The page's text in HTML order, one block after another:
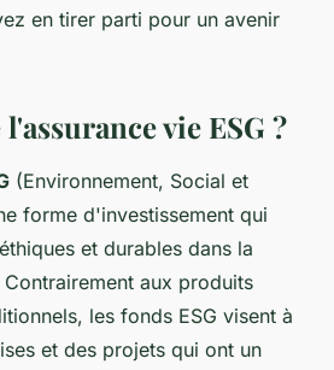
en tirer parti pour un avenir
vie ESG ?
(Environnement, Social et
forme d'investissement qui
et durables dans la
aux produits
les fonds ESG visent à
et des projets qui ont un